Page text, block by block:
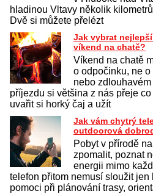
hladinou Vltavy několik
Dvě si můžete přelézt
Jak vybrat
víkend na chatě?
Víkend na chatě
o odpočinku, ne
nebo
příjezdu si většina z nás přeje
uvařit si horký čaj a užít
Jak vám chytrý
outdoorová
Pobyt v přírodě
zpomalit, poznat
energii mimo
telefon přitom nemusí sloužit jen
pomoci při plánování trasy,